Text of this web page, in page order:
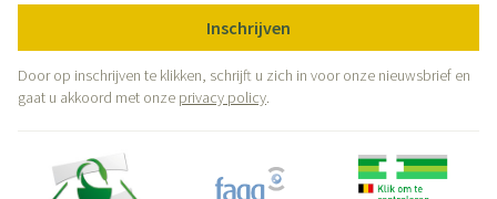
Inschrijven
Door op inschrijven te klikken, schrijft u zich in voor onze nieuwsbrief en
gaat u akkoord met onze privacy policy.